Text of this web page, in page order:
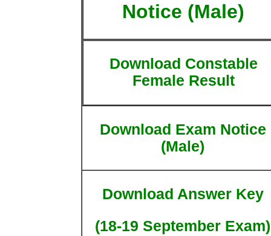
Notice (Male)
Download Constable
Female Result
Download Exam Notice
(Male)
Download Answer Key
(18-19 September Exam)